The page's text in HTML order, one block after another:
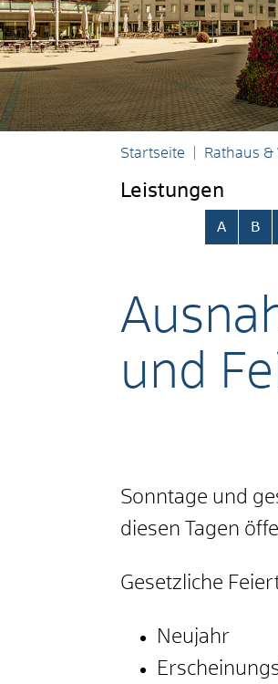
Startseite Rathaus
Leistungen
Alphabetisches
A B
und
Sonntage und
diesen Tagen
Gesetzliche
Neujahr